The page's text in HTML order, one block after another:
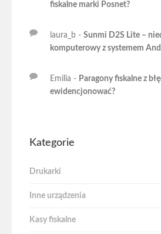
fiskalne marki Posnet?
laura_b - Sunmi D2S Lite –
komputerowy z systemem
Emilia - Paragony fiskalne z
ewidencjonować?
Kategorie
Drukarki
Inne urządzenia
Kasy fiskalne